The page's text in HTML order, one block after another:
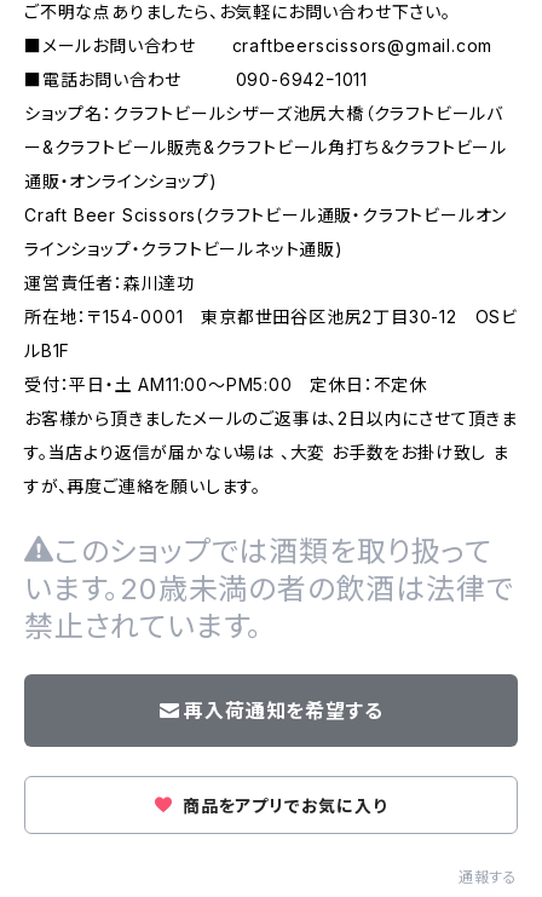
ご不明な点ありましたら、お気軽にお問い合わせ下さい。
■メールお問い合わせ craftbeerscissors@gmail.com
■電話お問い合わせ 090-6942ｰ1011
ショップ名：クラフトビールシザーズ池尻大橋（クラフトビールバ
ー&クラフトビール販売&クラフトビール角打ち＆クラフトビール
通販・オンラインショップ)
Craft Beer Scissors(クラフトビール通販・クラフトビールオン
ラインショップ・クラフトビールネット通販)
運営責任者：森川達功
所在地：〒154-0001 東京都世田谷区池尻2丁目30-12 OSビ
ルB1F
受付：平日・土 AM11:00～PM5:00 定休日：不定休
お客様から頂きましたメールのご返事は、2日以内にさせて頂きま
す。当店より返信が届かない場は 、大変 お手数をお掛け致し ま
すが、再度ご連絡を願いします。
このショップでは酒類を取り扱って
います。20歳未満の者の飲酒は法律で
禁止されています。
再入荷通知を希望する
商品をアプリでお気に入り
通報する